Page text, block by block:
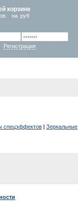
корзине
на руб
Регистрация
спецэффектов | Зеркальные